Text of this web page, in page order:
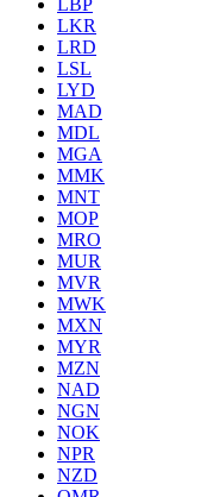
LBP
LKR
LRD
LSL
LYD
MAD
MDL
MGA
MMK
MNT
MOP
MRO
MUR
MVR
MWK
MXN
MYR
MZN
NAD
NGN
NOK
NPR
NZD